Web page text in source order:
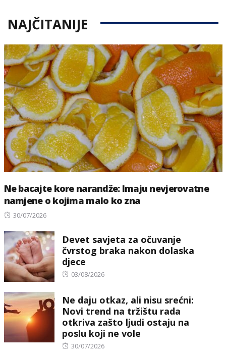
NAJČITANIJE
Ne bacajte kore narandže: Imaju nevjerovatne
namjene o kojima malo ko zna
Posted
30/07/2026
Devet savjeta za očuvanje
čvrstog braka nakon dolaska
djece
Posted
03/08/2026
Ne daju otkaz, ali nisu srećni:
Novi trend na tržištu rada
otkriva zašto ljudi ostaju na
poslu koji ne vole
Posted
30/07/2026